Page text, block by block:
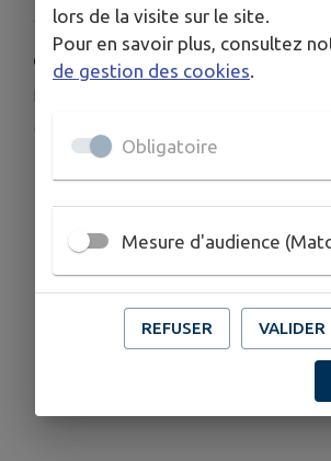
COORDONNÉES
0652302340
lors de la visite sur le site.
Pour en savoir plus, consultez
de gestion des cookies.
Obligatoire
Mesure d'audience
REFUSER